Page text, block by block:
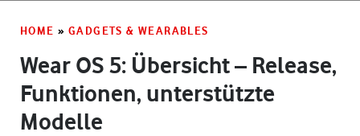
HOME » GADGETS & WEARABLES
Wear OS 5: Übersicht – Release,
Funktionen, unterstützte
Modelle